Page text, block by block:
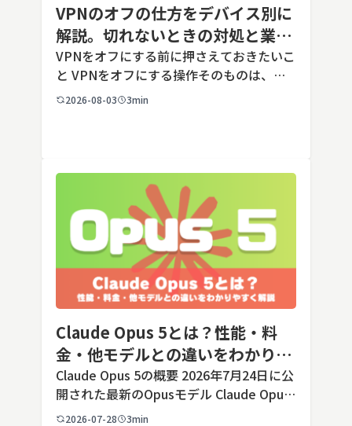
VPNのオフの仕方をデバイス別に
解説。切れないときの対処と業務
端末での注意点
VPNをオフにする前に押さえておきたいこ
と VPNをオフにする操作そのものは、ど
の端末でも数タップから数クリックで完了
2026-08-03 3min
Claude Opus 5とは？性能・料
金・他モデルとの違いをわかりや
すく解説
Claude Opus 5の概要 2026年7月24日に公
開された最新のOpusモデル Claude Opus
5は、米国のAI企業Anthropic（アンソロピ
2026-07-28 3min